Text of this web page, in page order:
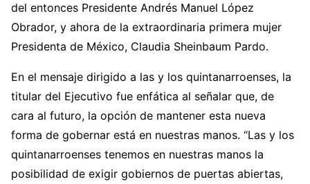
del entonces Presidente Andrés Manuel López
Obrador, y ahora de la extraordinaria primera mujer
Presidenta de México, Claudia Sheinbaum Pardo.
En el mensaje dirigido a las y los quintanarroenses, la
titular del Ejecutivo fue enfática al señalar que, de
cara al futuro, la opción de mantener esta nueva
forma de gobernar está en nuestras manos. “Las y los
quintanarroenses tenemos en nuestras manos la
posibilidad de exigir gobiernos de puertas abiertas,